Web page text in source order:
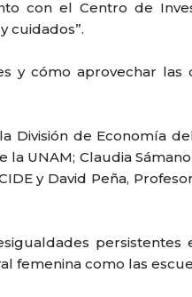
con el Centro de
cuidados”.
y cómo aprovechar
de Economía
UNAM; Claudia
y David Peña,
femenina como las